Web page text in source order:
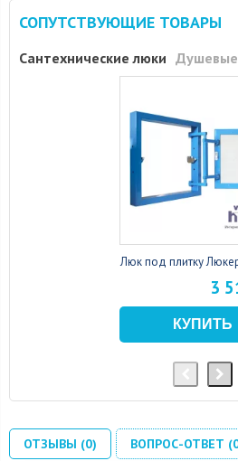
СОПУТСТВУЮЩИЕ ТОВАРЫ
Сантехнические люки
Люк под плитку
3
ОТЗЫВЫ (0) ВОПРОС-ОТВЕТ